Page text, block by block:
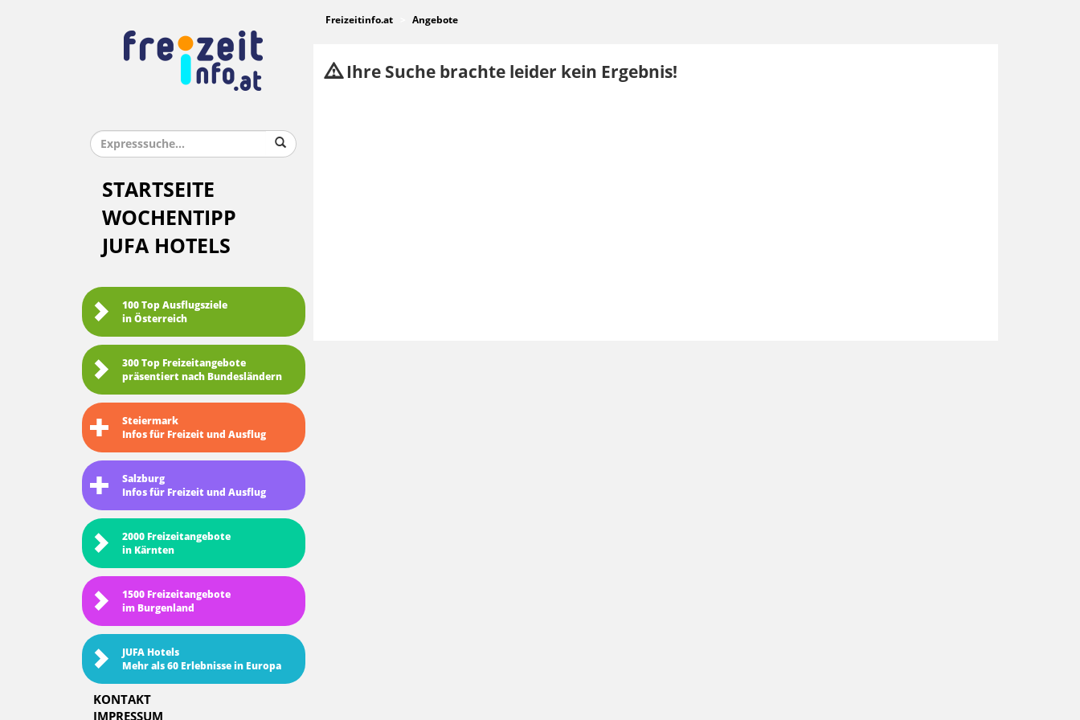
STARTSEITE
WOCHENTIPP
JUFA HOTELS
100 Top Ausflugsziele
in Österreich
300 Top Freizeitangebote
präsentiert nach Bundesländern
Steiermark
Infos für Freizeit und Ausflug
Salzburg
Infos für Freizeit und Ausflug
2000 Freizeitangebote
in Kärnten
1500 Freizeitangebote
im Burgenland
JUFA Hotels
Mehr als 60 Erlebnisse in Europa
KONTAKT
IMPRESSUM
Freizeitinfo.at Angebote
Ihre Suche brachte leider kein Ergebnis!